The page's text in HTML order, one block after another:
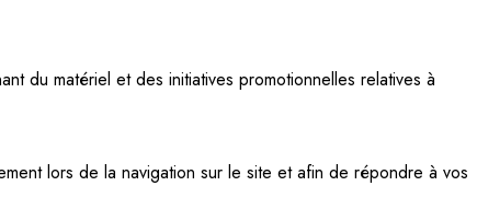
du matériel et des initiatives promotionnelles relatives à
lors de la navigation sur le site et afin de répondre à vos